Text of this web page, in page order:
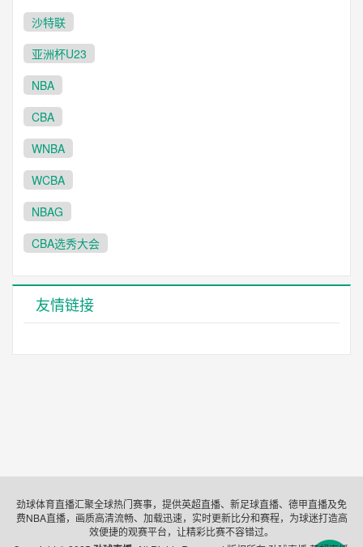
沙特联
亚洲杯U23
NBA
CBA
WNBA
WCBA
NBAG
CBA选秀大会
友情链接
劲球体育直播汇聚全球热门赛事，提供英超直播、新足球直播、德甲直播及免
费NBA直播，画质高清流畅、加载迅速，实时更新比分和赛程，为球迷打造高
效便捷的观赛平台，让精彩比赛不容错过。